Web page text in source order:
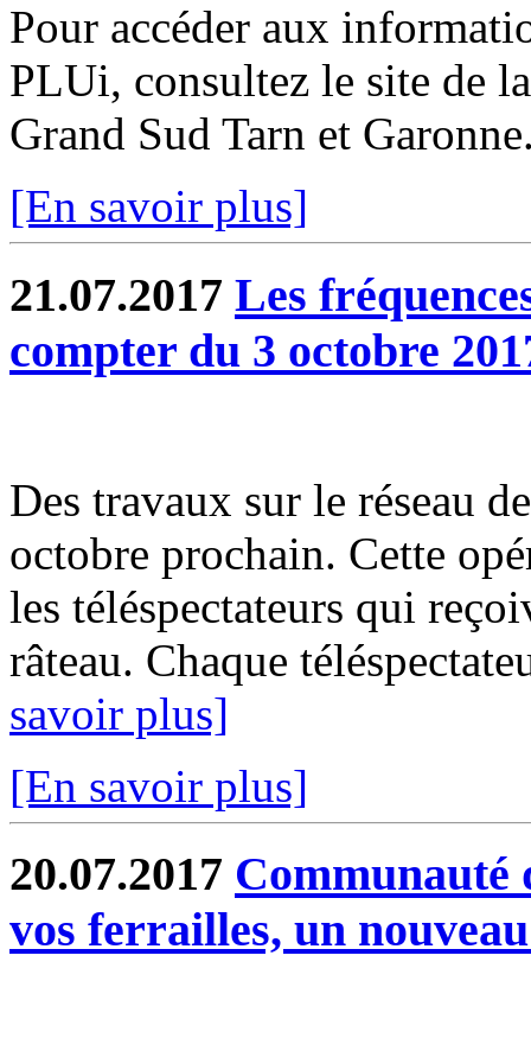
Pour accéder aux
PLUi, consultez le site de
Grand Sud Tarn et
[En savoir plus]
21.07.2017 Les
compter du 3 octobre
Des travaux sur le réseau
octobre prochain. Cette
les téléspectateurs qui
râteau. Chaque
savoir plus]
[En savoir plus]
20.07.2017 Communauté
vos ferrailles, un